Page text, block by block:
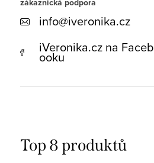
info@iveronika.cz
iVeronika.cz na Faceb
ooku
Top 8 produktů